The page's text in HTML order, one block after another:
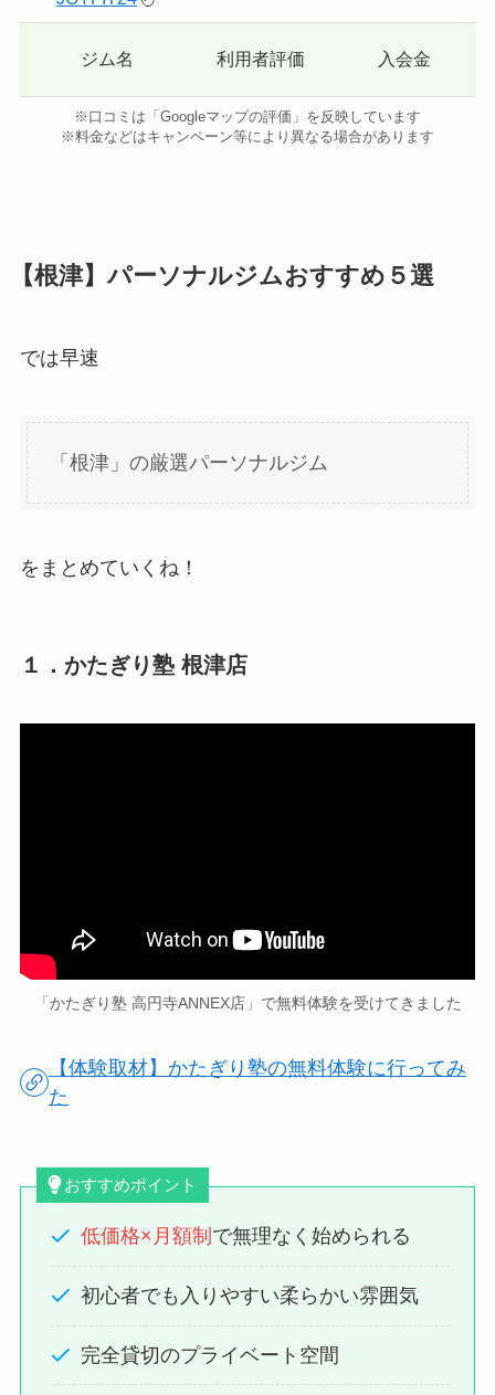
ジム名 利用者評価 入会金
※口コミは「Googleマップの評価」を反映しています
※料金などはキャンペーン等により異なる場合があります
【根津】パーソナルジムおすすめ５選
では早速
「根津」の厳選パーソナルジム
をまとめていくね！
１．かたぎり塾 根津店
「かたぎり塾 高円寺ANNEX店」で無料体験を受けてきました
【体験取材】かたぎり塾の無料体験に行ってみ
た
おすすめポイント
低価格×月額制 で無理なく始められる
初心者でも入りやすい柔らかい雰囲気
完全貸切のプライベート空間